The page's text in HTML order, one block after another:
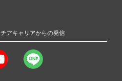
チアキャリアからの発信